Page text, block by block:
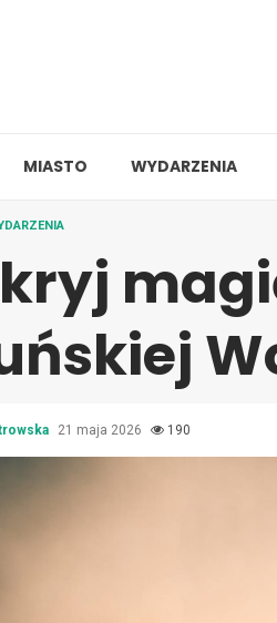
MIASTO WYDARZENIA
21 maja 2026 190